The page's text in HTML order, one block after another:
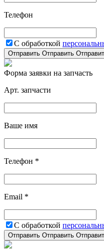
Телефон
С обработкой
Отправить Отправить
Форма заявки на запчасть
Арт. запчасти
Ваше имя
Телефон *
Email *
С обработкой
Отправить Отправить